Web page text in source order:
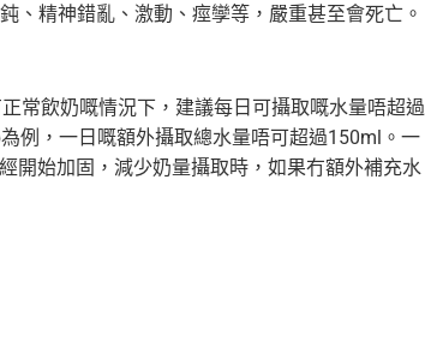
、精神錯亂、激動、痙孿等，嚴重甚至會死亡。
常飲奶嘅情況下，建議每日可攝取嘅水量唔超過
例，一日嘅額外攝取總水量唔可超過150ml。一
開始加固，減少奶量攝取時，如果冇額外補充水